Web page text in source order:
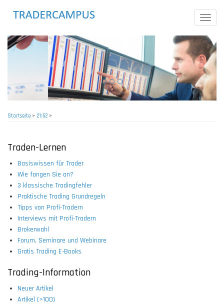
Toggle
Startseite> 21:52 >
Traden-Lernen
Basiswissen für Trader
Wie fangen Sie an?
3 klassische Tradingfehler
Praktische Trading Grundregeln
Tipps von Profi-Tradern
Interviews mit Profi-Tradern
Brokerwahl
Forum, Seminare und Webinare
Gratis Trading E-Books
Trading-Information
Neuer Artikel
Artikel (>100)